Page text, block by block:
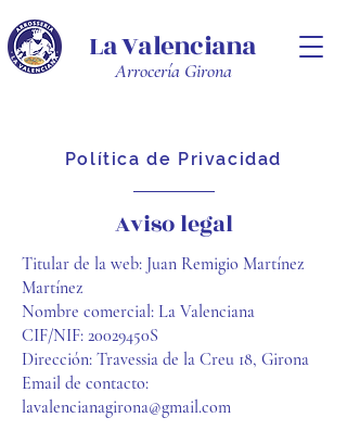
La Valenciana
Arrocería Girona
Política de Privacidad
Aviso legal
Titular de la web: Juan Remigio Martínez
Martínez
Nombre comercial: La Valenciana
CIF/NIF: 20029450S
Dirección: Travessia de la Creu 18, Girona
Email de contacto:
lavalencianagirona@gmail.com